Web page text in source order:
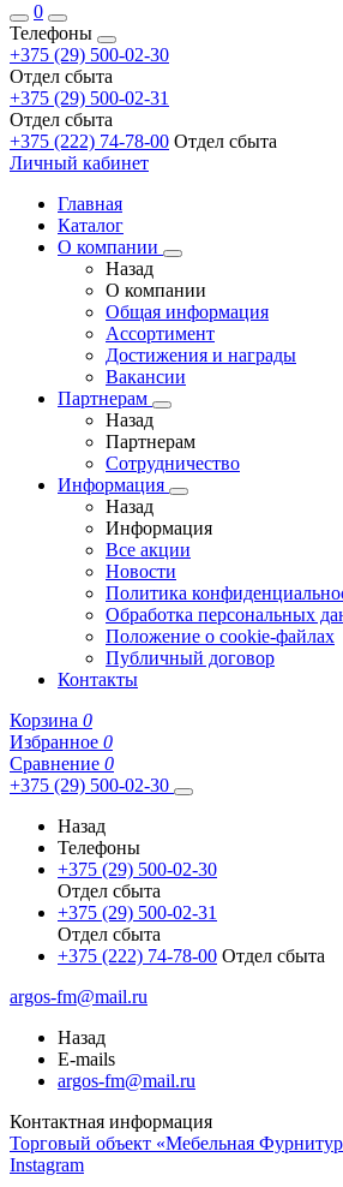
0
Телефоны
+375 (29) 500-02-30
Отдел сбыта
+375 (29) 500-02-31
Отдел сбыта
+375 (222) 74-78-00 Отдел сбыта
Личный кабинет
Главная
Каталог
О компании
Назад
О компании
Общая информация
Ассортимент
Достижения и награды
Вакансии
Партнерам
Назад
Партнерам
Сотрудничество
Информация
Назад
Информация
Все акции
Новости
Политика
Обработка персональных
Положение о cookie-файлах
Публичный договор
Контакты
Корзина 0
Избранное 0
Сравнение 0
+375 (29) 500-02-30
Назад
Телефоны
+375 (29) 500-02-30
Отдел сбыта
+375 (29) 500-02-31
Отдел сбыта
+375 (222) 74-78-00 Отдел сбыта
argos-fm@mail.ru
Назад
E-mails
argos-fm@mail.ru
Контактная информация
Торговый объект «Мебельная
Instagram